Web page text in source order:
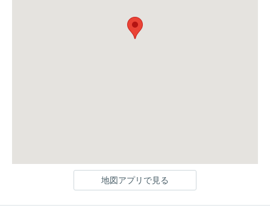
地図アプリで見る